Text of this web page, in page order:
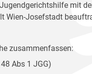
mit
Wien-Josefstadt
zusammenfassen:
Abs 1 JGG)